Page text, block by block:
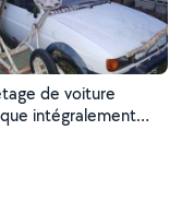
de voiture
intégralement